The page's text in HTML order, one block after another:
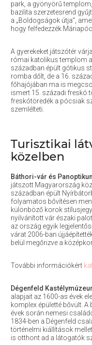
park, a gyönyörű
bazilita szerzetesrend
a „Boldogságok útja”,
hogy felfedezzék
A gyerekeket játszótér
római katolikus templom
században épült gótikus
romba dőlt, de a 16.
főhajójában ma is
ismert 15. századi freskó
freskótöredék a pócsiak
szemlélteti.
Turisztikai
közelben
Báthori-vár és
játszott Magyarország
században épült
folyamatos bővítésen
különböző korok
nyilvánított vár északi
az ország egyik
várat 2006-ban
belül megőrizve a
További információkért
Dégenfeld
alapjait az 1600-as évek
komplex épületté bővült.
évek során nemesi
1834-ben a Dégenfeld
történelmi kiállítások
is otthont ad a látogatók